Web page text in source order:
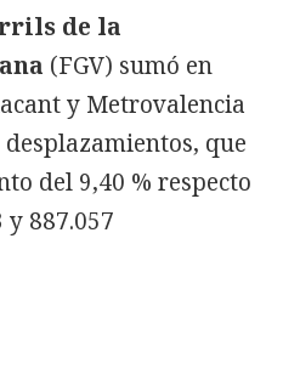
de la
(FGV) sumó en
y Metrovalencia
que
del 9,40 % respecto
887.057